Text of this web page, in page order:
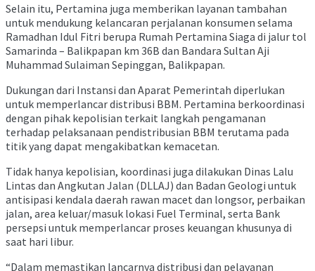
Selain itu, Pertamina juga memberikan layanan tambahan
untuk mendukung kelancaran perjalanan konsumen selama
Ramadhan Idul Fitri berupa Rumah Pertamina Siaga di jalur tol
Samarinda – Balikpapan km 36B dan Bandara Sultan Aji
Muhammad Sulaiman Sepinggan, Balikpapan.
Dukungan dari Instansi dan Aparat Pemerintah diperlukan
untuk memperlancar distribusi BBM. Pertamina berkoordinasi
dengan pihak kepolisian terkait langkah pengamanan
terhadap pelaksanaan pendistribusian BBM terutama pada
titik yang dapat mengakibatkan kemacetan.
Tidak hanya kepolisian, koordinasi juga dilakukan Dinas Lalu
Lintas dan Angkutan Jalan (DLLAJ) dan Badan Geologi untuk
antisipasi kendala daerah rawan macet dan longsor, perbaikan
jalan, area keluar/masuk lokasi Fuel Terminal, serta Bank
persepsi untuk memperlancar proses keuangan khusunya di
saat hari libur.
“Dalam memastikan lancarnya distribusi dan pelayanan